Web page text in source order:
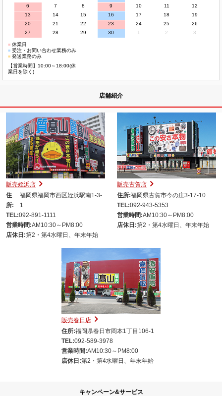
6
7 8 9 10 11
12
13
14 15 16 17 18
19
20
21 22 23 24 25
26
27
28 29 30 1 2 3
■休業日
■受注・お問い合わせ業務のみ
■発送業務のみ
【営業時間】10:00～18:00(休
業日を除く)
店舗紹介
販売姪浜店
住
所:
福岡県福岡市西区姪浜駅南1-3-
1
TEL:092-891-1111
営業時間:AM10:30～PM8:00
店休日:第2・第4水曜日、年末年始
販売古賀店
住所:福岡県古賀市今の庄3-17-10
TEL:092-943-5353
営業時間:AM10:30～PM8:00
店休日:第2・第4水曜日、年末年始
販売春日店
住所:福岡県春日市岡本1丁目106-1
TEL:092-589-3978
営業時間:AM10:30～PM8:00
店休日:第2・第4水曜日、年末年始
キャンペーン&サービス